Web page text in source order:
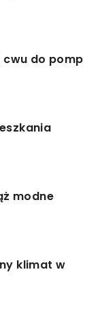
cwu do pomp
modne
klimat w